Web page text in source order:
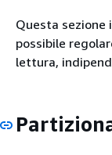
Questa sezione
possibile
lettura,